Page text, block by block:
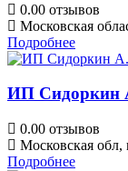
0.00 отзывов
Московская
Подробнее
ИП Сидоркин
0.00 отзывов
Московская
Подробнее